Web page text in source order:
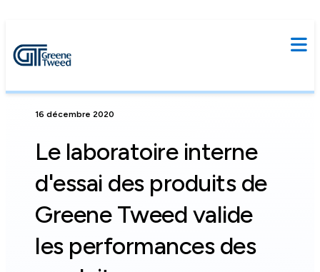
16 décembre 2020
Le laboratoire interne
d'essai des produits de
Greene Tweed valide
les performances des